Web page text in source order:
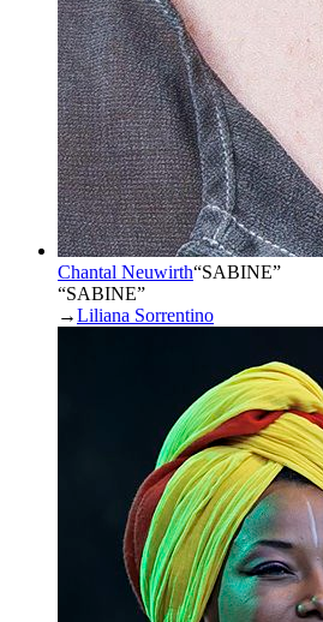
Chantal Neuwirth“SABINE”
“SABINE”
→Liliana Sorrentino